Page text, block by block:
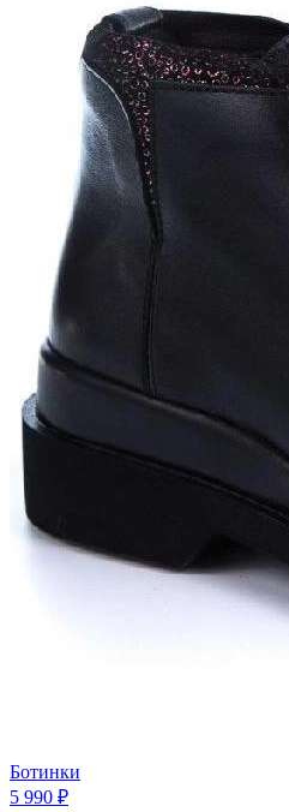
Ботинки
5 990 ₽